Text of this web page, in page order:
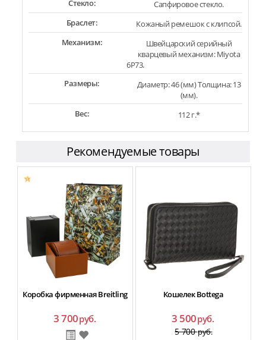
Стекло:
Сапфировое стекло.
Браслет:
Кожаный ремешок с клипсой.
Механизм:
Швейцарский серийный
кварцевый механизм: Miyota
6P73.
Размеры:
Диаметр: 46 (мм) Толщина: 13
(мм).
Вес:
112 г.*
Рекомендуемые товары
Коробка фирменная Breitling
3 700руб.
Кошелек Bottega
3 500руб.
5 700руб.